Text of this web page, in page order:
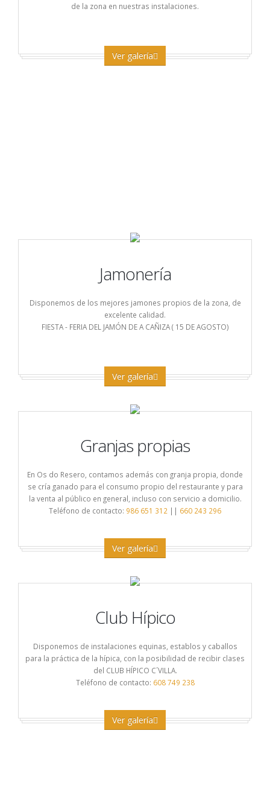
de la zona en nuestras instalaciones.
Ver galería
Jamonería
Disponemos de los mejores jamones propios de la zona, de
excelente calidad.
FIESTA - FERIA DEL JAMÓN DE A CAÑIZA ( 15 DE AGOSTO)
Ver galería
Granjas propias
En Os do Resero, contamos además con granja propia, donde
se cría ganado para el consumo propio del restaurante y para
la venta al público en general, incluso con servicio a domicilio.
Teléfono de contacto: 986 651 312 || 660 243 296
Ver galería
Club Hípico
Disponemos de instalaciones equinas, establos y caballos
para la práctica de la hípica, con la posibilidad de recibir clases
del CLUB HÍPICO C´VILLA.
Teléfono de contacto: 608 749 238
Ver galería